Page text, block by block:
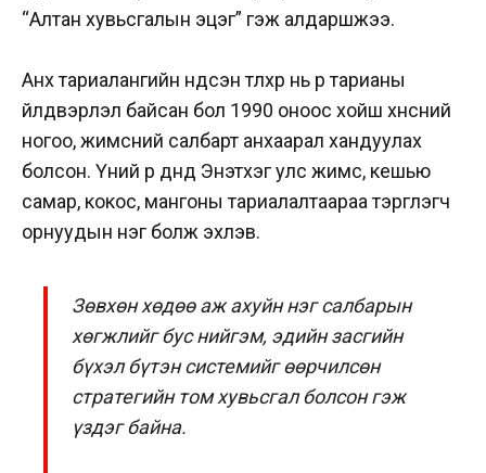
“Алтан хувьсгалын эцэг” гэж алдаршжээ.
Анх тариалангийн үндсэн түлхүүр нь үр тарианы
үйлдвэрлэл байсан бол 1990 оноос хойш хүнсний
ногоо, жимсний салбарт анхаарал хандуулах
болсон. Үүний үр дүнд Энэтхэг улс жимс, кешью
самар, кокос, мангоны тариалалтаараа тэргүүлэгч
орнуудын нэг болж эхлэв.
Зөвхөн хөдөө аж ахуйн нэг салбарын
хөгжлийг бус нийгэм, эдийн засгийн
бүхэл бүтэн системийг өөрчилсөн
стратегийн том хувьсгал болсон гэж
үздэг байна.